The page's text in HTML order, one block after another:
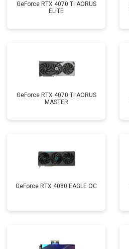
GeForce RTX 4070 Ti AORUS
ELITE
GeForce RTX 4070 Ti AORUS
MASTER
GeForce RTX 4080 EAGLE OC